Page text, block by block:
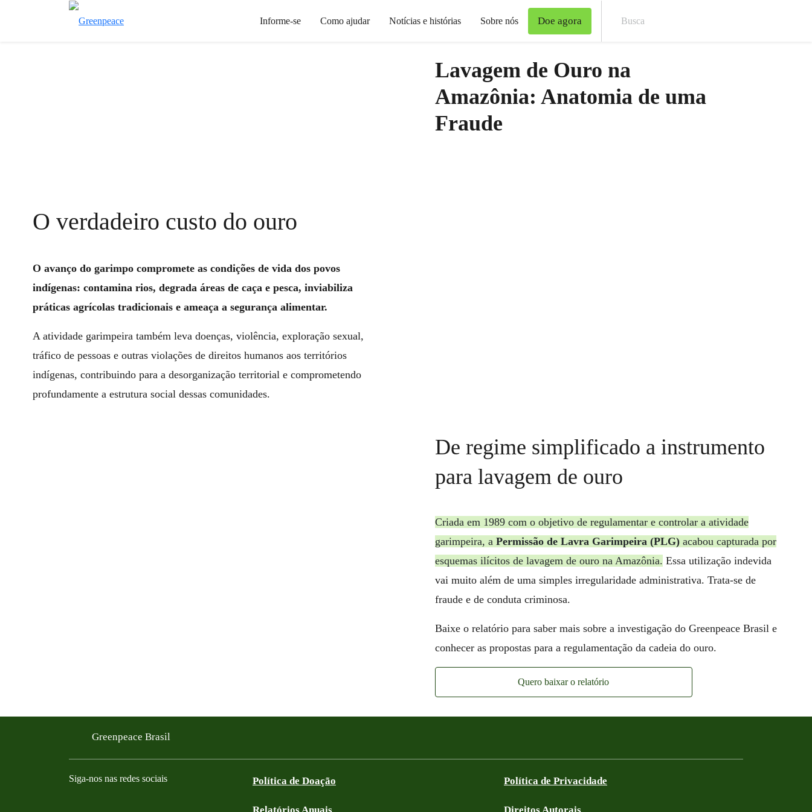
Informe-se Como ajudar Notícias e histórias Sobre nós Doe agora
Lavagem de Ouro na
Amazônia: Anatomia de uma
Fraude
O verdadeiro custo do ouro
O avanço do garimpo compromete as condições de vida dos povos
indígenas: contamina rios, degrada áreas de caça e pesca, inviabiliza
práticas agrícolas tradicionais e ameaça a segurança alimentar.
A atividade garimpeira também leva doenças, violência, exploração sexual,
tráfico de pessoas e outras violações de direitos humanos aos territórios
indígenas, contribuindo para a desorganização territorial e comprometendo
profundamente a estrutura social dessas comunidades.
De regime simplificado a instrumento
para lavagem de ouro
Criada em 1989 com o objetivo de regulamentar e controlar a atividade
garimpeira, a Permissão de Lavra Garimpeira (PLG) acabou capturada por
esquemas ilícitos de lavagem de ouro na Amazônia. Essa utilização indevida
vai muito além de uma simples irregularidade administrativa. Trata-se de
fraude e de conduta criminosa.
Baixe o relatório para saber mais sobre a investigação do Greenpeace Brasil e
conhecer as propostas para a regulamentação da cadeia do ouro.
Quero baixar o relatório
Greenpeace Brasil
Siga-nos nas redes sociais Política de Doação Política de Privacidade